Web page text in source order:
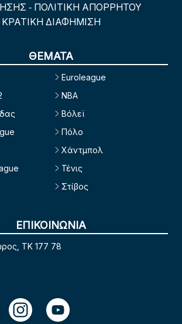
- ΠΟΛΙΤΙΚΗ ΑΠΟΡΡΗΤΟΥ
ΚΡΑΤΙΚΗ ΔΙΑΦΗΜΙΣΗ
ΘΕΜΑΤΑ
Euroleague
NBA
Βόλεϊ
Πόλο
Χάντμπολ
Τένις
Στίβος
ΕΠΙΚΟΙΝΩΝΙΑ
TK 177 78